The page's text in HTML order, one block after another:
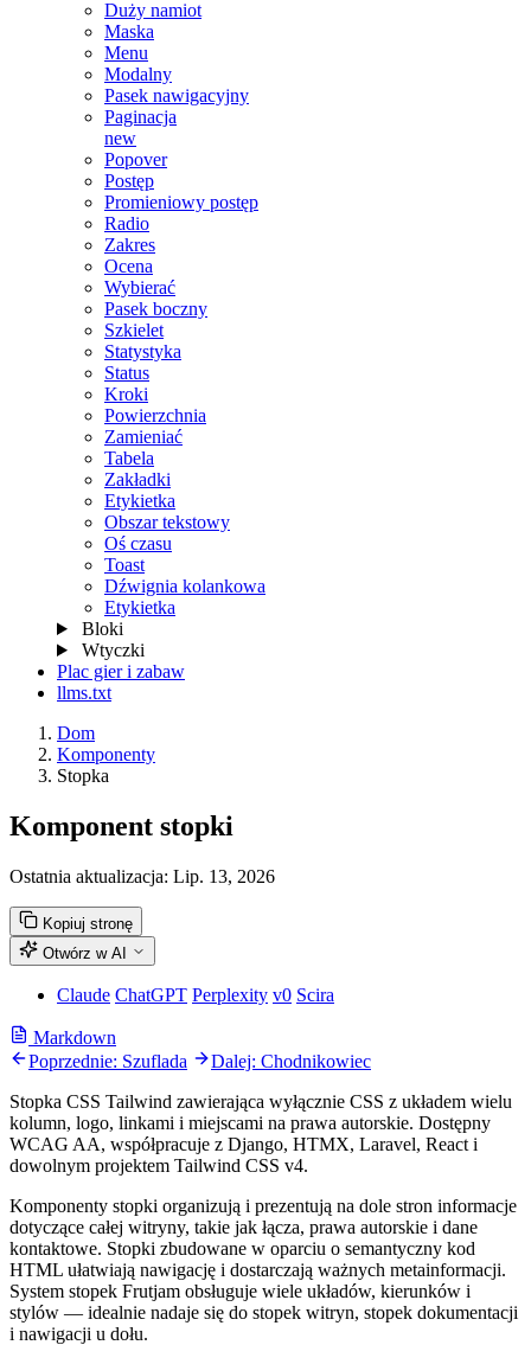
Duży namiot
Maska
Menu
Modalny
Pasek nawigacyjny
Paginacja
new
Popover
Postęp
Promieniowy postęp
Radio
Zakres
Ocena
Wybierać
Pasek boczny
Szkielet
Statystyka
Status
Kroki
Powierzchnia
Zamieniać
Tabela
Zakładki
Etykietka
Obszar tekstowy
Oś czasu
Toast
Dźwignia kolankowa
Etykietka
Bloki
Wtyczki
Plac gier i zabaw
llms.txt
Dom
Komponenty
Stopka
Komponent stopki
Ostatnia aktualizacja: Lip. 13, 2026
Kopiuj stronę
Otwórz w AI
Claude ChatGPT Perplexity v0 Scira
Markdown
Poprzednie: Szuflada
Dalej: Chodnikowiec
Stopka CSS Tailwind zawierająca wyłącznie CSS z układem wielu
kolumn, logo, linkami i miejscami na prawa autorskie. Dostępny
WCAG AA, współpracuje z Django, HTMX, Laravel, React i
dowolnym projektem Tailwind CSS v4.
Komponenty stopki organizują i prezentują na dole stron informacje
dotyczące całej witryny, takie jak łącza, prawa autorskie i dane
kontaktowe. Stopki zbudowane w oparciu o semantyczny kod
HTML ułatwiają nawigację i dostarczają ważnych metainformacji.
System stopek Frutjam obsługuje wiele układów, kierunków i
stylów — idealnie nadaje się do stopek witryn, stopek dokumentacji
i nawigacji u dołu.